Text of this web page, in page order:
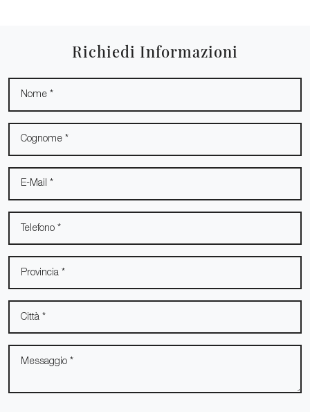
Richiedi Informazioni